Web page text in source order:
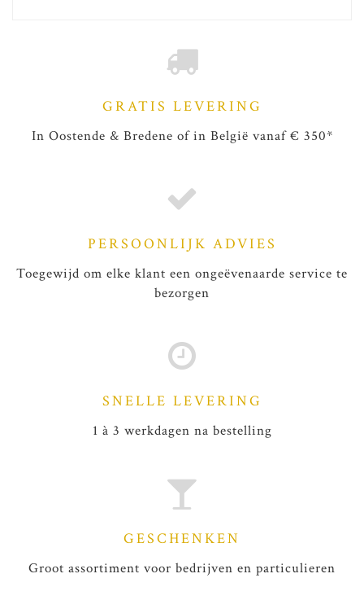
GRATIS LEVERING
In Oostende & Bredene of in België vanaf € 350*
PERSOONLIJK ADVIES
Toegewijd om elke klant een ongeëvenaarde service te
bezorgen
SNELLE LEVERING
1 à 3 werkdagen na bestelling
GESCHENKEN
Groot assortiment voor bedrijven en particulieren